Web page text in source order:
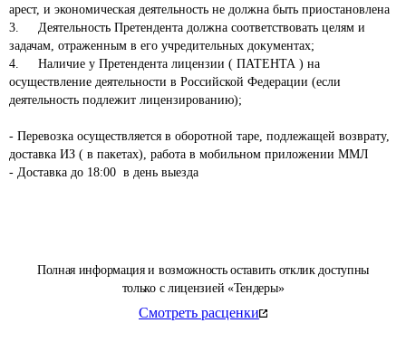
Полная информация и возможность оставить отклик доступны
только с лицензией «Тендеры»
Смотреть расценки
арест, и экономическая деятельность не должна быть приостановлена
3.	Деятельность Претендента должна соответствовать целям и
задачам, отраженным в его учредительных документах;
4.	Наличие у Претендента лицензии ( ПАТЕНТА ) на
осуществление деятельности в Российской Федерации (если
деятельность подлежит лицензированию);
- Перевозка осуществляется в оборотной таре, подлежащей возврату,
доставка ИЗ ( в пакетах), работа в мобильном приложении ММЛ
- Доставка до 18:00  в день выезда